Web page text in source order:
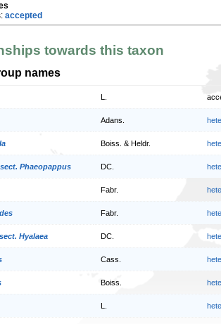
accepted
towards this taxon
names
Adans.
Boiss. & Heldr.
Phaeopappus DC.
Fabr.
Fabr.
Hyalaea DC.
Cass.
Boiss.